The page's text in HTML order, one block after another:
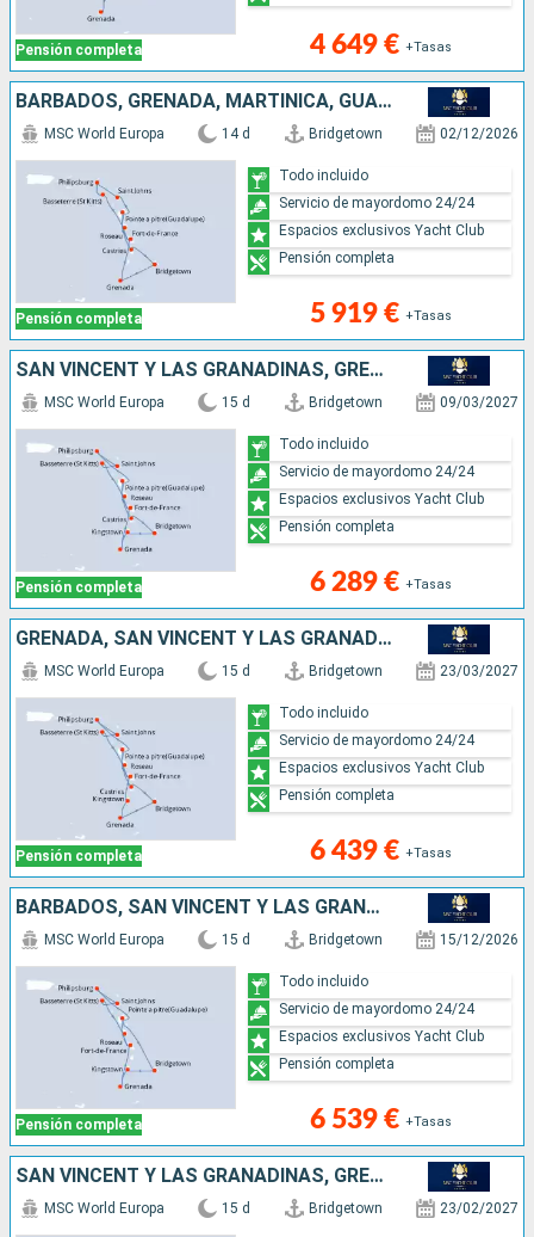
Pensión completa 4 649 € +Tasas
BARBADOS, GRENADA, MARTINICA, GUADALUPE, ANTIGUA Y BARBUDA, SAN MARTÍN, DOMINICA, SANTA LUCIA
Pensión completa
MSC World Europa 14 d Bridgetown 02/12/2026
5 919 € +Tasas
Todo incluido
Servicio de mayordomo 24/24
Espacios exclusivos Yacht Club
Pensión completa
SAN VINCENT Y LAS GRANADINAS, GRENADA, SAN MARTÍN, ANTIGUA Y BARBUDA, DOMINICA, MARTINICA, GUADALUPE, SANTA LUCIA, BARBADOS
Pensión completa
MSC World Europa 15 d Bridgetown 09/03/2027
6 289 € +Tasas
Todo incluido
Servicio de mayordomo 24/24
Espacios exclusivos Yacht Club
Pensión completa
GRENADA, SAN VINCENT Y LAS GRANADINAS, SAN MARTÍN, ANTIGUA Y BARBUDA, DOMINICA, MARTINICA, GUADALUPE, SANTA LUCIA, BARBADOS
Pensión completa
MSC World Europa 15 d Bridgetown 23/03/2027
6 439 € +Tasas
Todo incluido
Servicio de mayordomo 24/24
Espacios exclusivos Yacht Club
Pensión completa
BARBADOS, SAN VINCENT Y LAS GRANADINAS, GRENADA, MARTINICA, GUADALUPE, SAN MARTÍN, ANTIGUA Y BARBUDA, DOMINICA
Pensión completa
MSC World Europa 15 d Bridgetown 15/12/2026
6 539 € +Tasas
Todo incluido
Servicio de mayordomo 24/24
Espacios exclusivos Yacht Club
Pensión completa
SAN VINCENT Y LAS GRANADINAS, GRENADA, ANTIGUA Y BARBUDA, SAN MARTÍN, DOMINICA, MARTINICA, GUADALUPE, SANTA LUCIA, BARBADOS
MSC World Europa 15 d Bridgetown 23/02/2027